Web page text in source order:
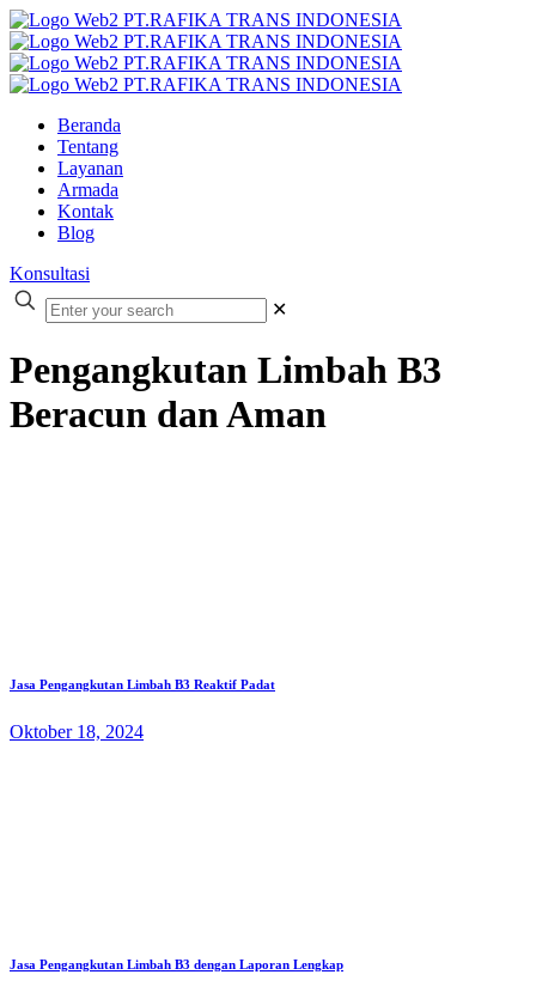
Beranda
Tentang
Layanan
Armada
Kontak
Blog
Konsultasi
✕
Pengangkutan Limbah B3
Beracun dan Aman
Jasa Pengangkutan Limbah B3 Reaktif Padat
Oktober 18, 2024
Jasa Pengangkutan Limbah B3 dengan Laporan Lengkap